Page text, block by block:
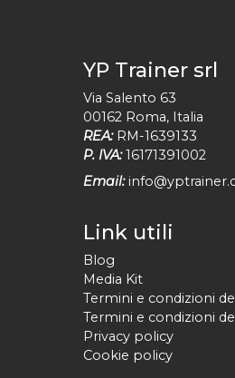
YP Trainer srl
Via Salento 63
00162 Roma, Italia
REA: RM-1639133
P. IVA: 16171391002
Email:
Link utili
Blog
Media Kit
Termini e condizioni
Termini e condizioni
Privacy policy
Cookie policy